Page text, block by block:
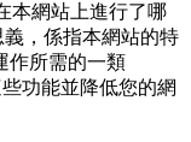
本網站上進行了哪
，係指本網站的特
作所需的一類
功能並降低您的網